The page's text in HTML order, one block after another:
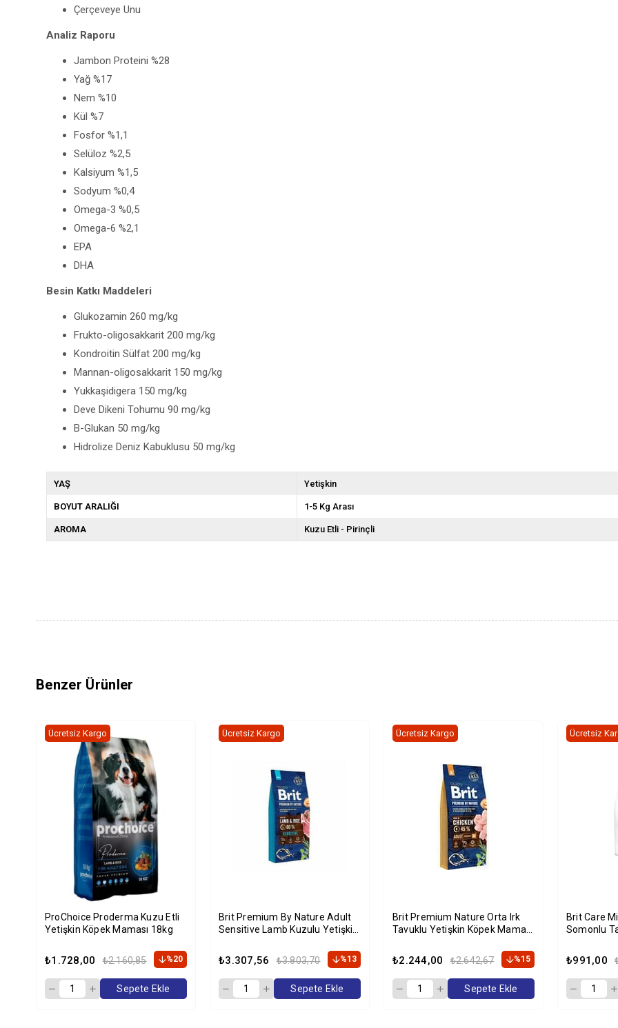
Çerçeveye Unu
Analiz Raporu
Jambon Proteini %28
Yağ %17
Nem %10
Kül %7
Fosfor %1,1
Selüloz %2,5
Kalsiyum %1,5
Sodyum %0,4
Omega-3 %0,5
Omega-6 %2,1
EPA
DHA
Besin Katkı Maddeleri
Glukozamin 260 mg/kg
Frukto-oligosakkarit 200 mg/kg
Kondroitin Sülfat 200 mg/kg
Mannan-oligosakkarit 150 mg/kg
Yukkaşidigera 150 mg/kg
Deve Dikeni Tohumu 90 mg/kg
B-Glukan 50 mg/kg
Hidrolize Deniz Kabuklusu 50 mg/kg
YAŞ Yetişkin
BOYUT ARALIĞI 1-5 Kg Arası
AROMA Kuzu Etli - Pirinçli
Benzer Ürünler
ProChoice Proderma Kuzu Etli
Yetişkin Köpek Maması 18kg
₺1.728,00 ₺2.160,85 %20
Ücretsiz Kargo
Sepete Ekle
Brit Premium By Nature Adult
Sensitive Lamb Kuzulu Yetişkin
₺3.307,56 ₺3.803,70 %13
Ücretsiz Kargo
Sepete Ekle
Brit Premium Nature Orta Irk
Tavuklu Yetişkin Köpek Maması
₺2.244,00 ₺2.642,67 %15
Ücretsiz Kargo
Sepete Ekle
Brit Care
Somonlu
₺991,00
Ücretsiz